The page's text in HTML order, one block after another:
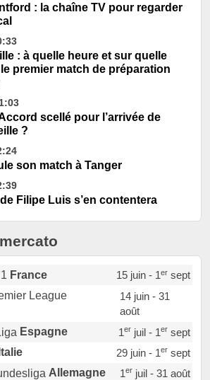
: la chaîne TV pour regarder
: à quelle heure et sur quelle
premier match de préparation
scellé pour l’arrivée de
?
son match à Tanger
de Filipe Luis s’en contentera
France 15 juin - 1ersept
14 juin - 31
août
Espagne
1erjuil - 1ersept
Italie
29 juin - 1ersept
Allemagne
1erjuil - 31 août